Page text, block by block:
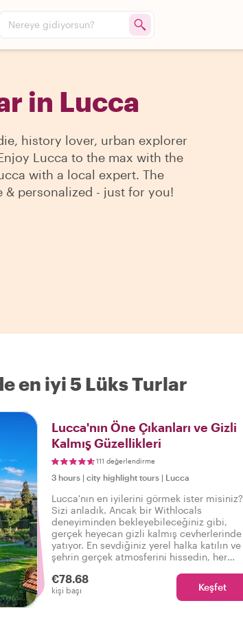
Nereye gidiyorsun?
in Lucca
history lover, urban explorer
Lucca to the max with the
with a local expert. The
& personalized - just for you!
en iyi 5 Lüks Turlar
Lucca'nın Öne Çıkanları ve Gizli
Kalmış Güzellikleri
111 değerlendirme
3 hours | city highlight tours | Lucca
Lucca'nın en iyilerini görmek ister misiniz?
Sizi anladık. Ancak bir Withlocals
deneyiminden bekleyebileceğiniz gibi,
gerçek heyecan gizli kalmış cevherlerinde
yatıyor. En sevdiğiniz yerel halka katılın ve
şehrin gerçek atmosferini hissedin, her
söyleyebilirsiniz: Gerçek Lucca'yı
deneyimledim!
€78.68
kişi başı Keşfet